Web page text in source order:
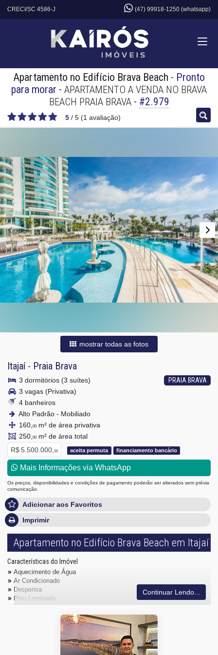
CRECI/SC 4586-J (47) 99918-1250 (whatsapp)
Apartamento no Edifício Brava Beach - Pronto
para morar - APARTAMENTO A VENDA NO BRAVA
BEACH PRAIA BRAVA- #2.979
5 / 5 (1 avaliação)
mostrar todas as fotos
Itajaí- Praia Brava
PRAIA BRAVA
3 dormitórios (3 suítes)
3 vagas (Privativa)
4 banheiros
Alto Padrão - Mobiliado
160, 00m² de área privativa
250, 00m² de área total
R$ 5.500.000, 00 aceita permuta financiamento bancário
Mais Informações via WhatsApp
Os preços, disponibilidades e condições de pagamento poderão ser alterados sem prévia
comunicação.
Adicionar aos Favoritos
Imprimir
Apartamento no Edifício Brava Beach em Itajaí
Características do Imóvel
Aquecimento de Água
Ar Condicionado
Despensa
Piso Laminado
Piso Porcelanato
Acabamento em Gesso
Fechadura Eletrônica
Continuar Lendo...